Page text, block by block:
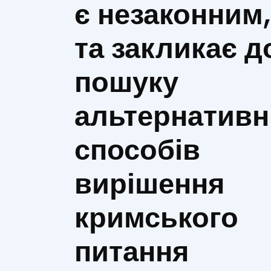
є незаконним,
та закликає
пошуку
способів
вирішення
кримського
питання